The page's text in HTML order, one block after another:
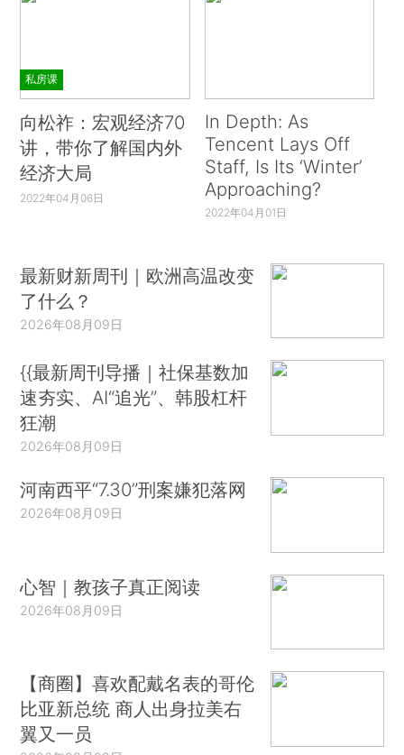
私房课
向松祚：宏观经济70
讲，带你了解国内外
经济大局
2022年04月06日
In Depth: As
Tencent Lays Off
Staff, Is Its ‘Winter’
Approaching?
2022年04月01日
最新财新周刊｜欧洲高温改变
了什么？
2026年08月09日
{{最新周刊导播｜社保基数加
速夯实、AI“追光”、韩股杠杆
狂潮
2026年08月09日
河南西平“7.30”刑案嫌犯落网
2026年08月09日
心智｜教孩子真正阅读
2026年08月09日
【商圈】喜欢配戴名表的哥伦
比亚新总统 商人出身拉美右
翼又一员